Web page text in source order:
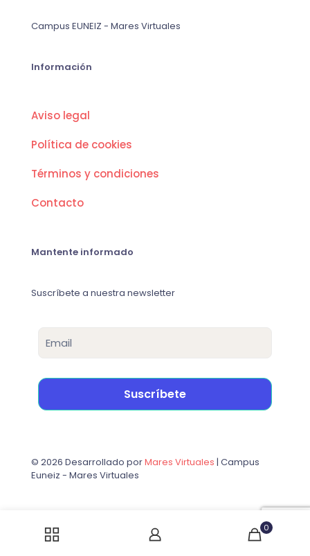
Campus EUNEIZ - Mares Virtuales
Información
Aviso legal
Política de cookies
Términos y condiciones
Contacto
Mantente informado
Suscríbete a nuestra newsletter
© 2026 Desarrollado porMares Virtuales | Campus
Euneiz - Mares Virtuales
0